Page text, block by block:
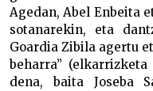
Agedan, Abel Enbeita
sotanarekin, eta
Goardia Zibila agertu
beharra”
dena, baita Joseba